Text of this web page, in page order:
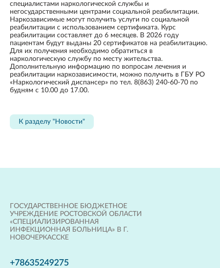
специалистами наркологической службы и
негосударственными центрами социальной реабилитации.
Наркозависимые могут получить услуги по социальной
реабилитации с использованием сертификата. Курс
реабилитации составляет до 6 месяцев. В 2026 году
пациентам будут выданы 20 сертификатов на реабилитацию.
Для их получения необходимо обратиться в
наркологическую службу по месту жительства.
Дополнительную информацию по вопросам лечения и
реабилитации наркозависимости, можно получить в ГБУ РО
«Наркологический диспансер» по тел. 8(863) 240-60-70 по
будням с 10.00 до 17.00.
К разделу "Новости"
ГОСУДАРСТВЕННОЕ БЮДЖЕТНОЕ
УЧРЕЖДЕНИЕ РОСТОВСКОЙ ОБЛАСТИ
«СПЕЦИАЛИЗИРОВАННАЯ
ИНФЕКЦИОННАЯ БОЛЬНИЦА» В Г.
НОВОЧЕРКАССКЕ
+78635249275